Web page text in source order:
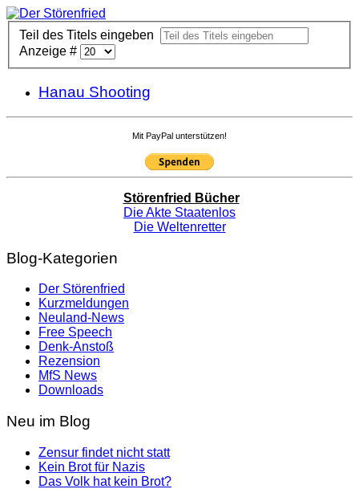
Teil des Titels eingeben
Anzeige #
Hanau Shooting
Mit PayPal unterstützen!
Störenfried Bücher
Die Akte Staatenlos
Die Weltenretter
Blog-Kategorien
Der Störenfried
Kurzmeldungen
Neuland-News
Free Speech
Denk-Anstoß
Rezension
MfS News
Downloads
Neu im Blog
Zensur findet nicht statt
Kein Brot für Nazis
Das Volk hat kein Brot?